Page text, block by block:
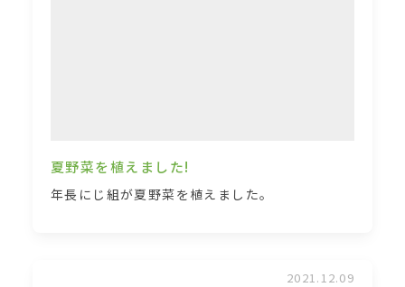
夏野菜を植えました!
年長にじ組が夏野菜を植えました。
2021.12.09